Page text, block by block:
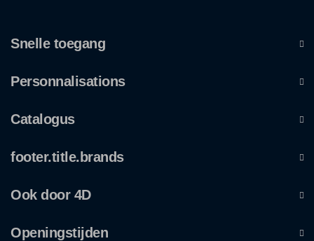
Snelle toegang
Personnalisations
Catalogus
footer.title.brands
Ook door 4D
Openingstijden